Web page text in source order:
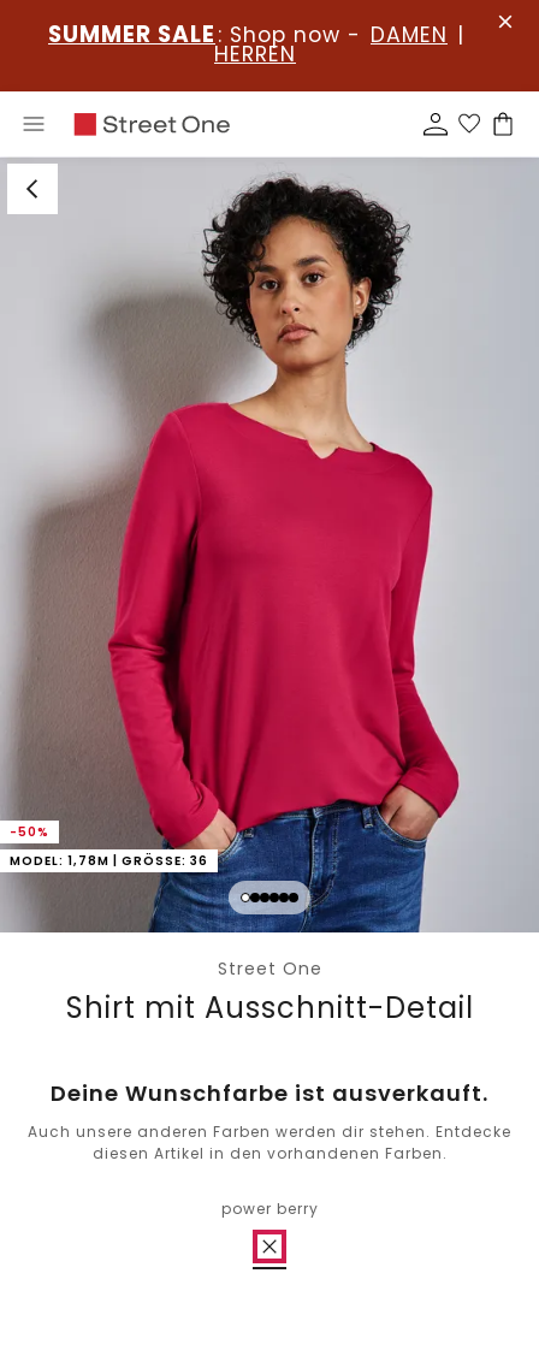
SUMMER SALE : Shop now - DAMEN |
HERREN
-50%
MODEL: 1,78M | GRÖSSE: 36
Street One
Shirt mit Ausschnitt-Detail
Deine Wunschfarbe ist ausverkauft.
Auch unsere anderen Farben werden dir stehen. Entdecke
diesen Artikel in den vorhandenen Farben.
power berry